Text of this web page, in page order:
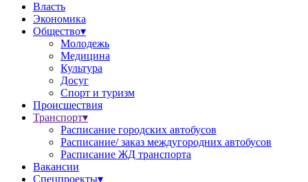
Власть
Экономика
Общество▾
Молодежь
Медицина
Культура
Досуг
Спорт и туризм
Происшествия
Транспорт▾
Расписание городских автобусов
Расписание/ заказ междугородних автобусов
Расписание ЖД транспорта
Вакансии
Спецпроекты▾